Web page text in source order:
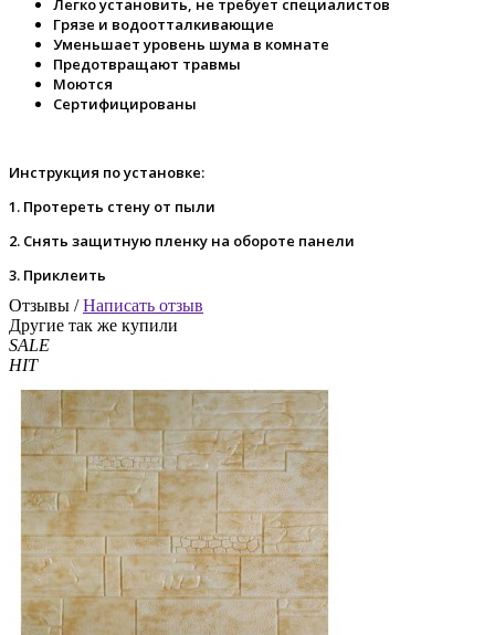
Легко установить, не требует специалистов
Грязе и водоотталкивающие
Уменьшает уровень шума в комнате
Предотвращают травмы
Моются
Сертифицированы
Инструкция по установке:
1. Протереть стену от пыли
2. Снять защитную пленку на обороте панели
3. Приклеить
Отзывы /Написать отзыв
Другие так же купили
SALE
HIT